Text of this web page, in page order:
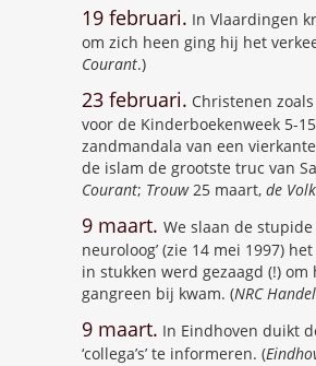
19 februari. In Vlaardingen
om zich heen ging hij het
Courant.)
23 februari. Christenen
voor de Kinderboekenweek 5-
zandmandala van een
de islam de grootste truc van
Courant; Trouw25 maart, de
9 maart. We slaan de
neuroloog’ (zie 14 mei 1997)
in stukken werd gezaagd (!)
gangreen bij kwam. (NRC
9 maart. In Eindhoven duikt
‘collega’s’ te informeren. (